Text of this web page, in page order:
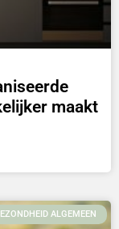
maakt
ALGEMEEN